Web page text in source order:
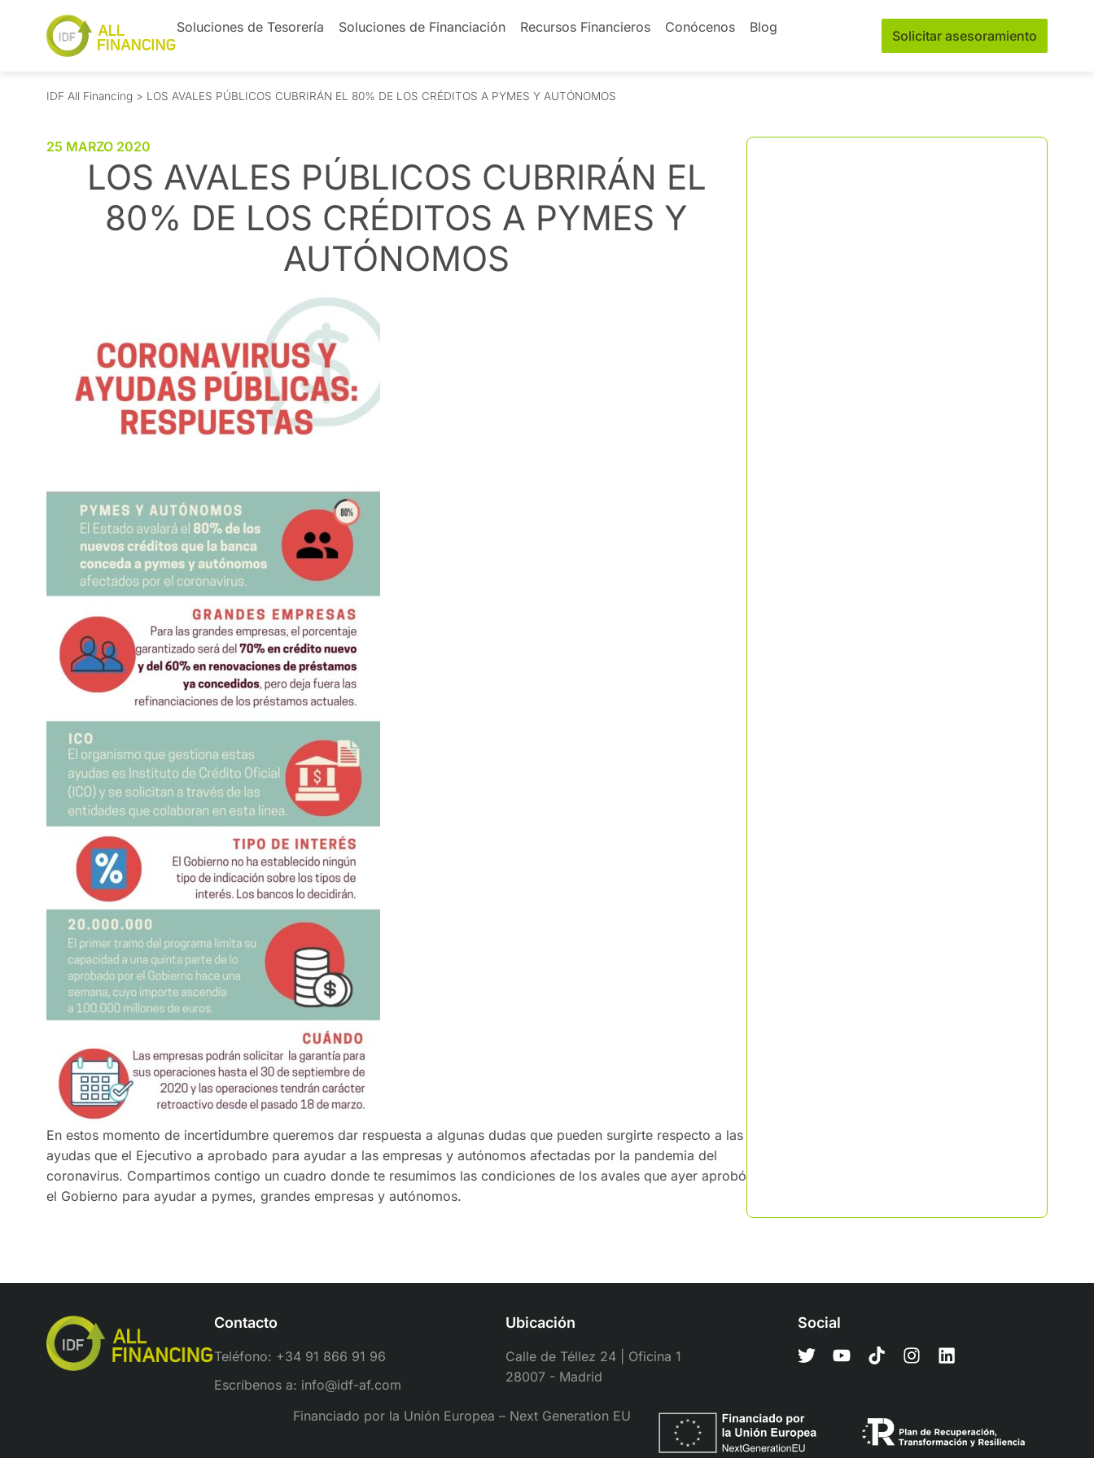
Soluciones de Tesorería Soluciones de Financiación Recursos Financieros Conócenos Blog
Solicitar asesoramiento
IDF All Financing > LOS AVALES PÚBLICOS CUBRIRÁN EL 80% DE LOS CRÉDITOS A PYMES Y AUTÓNOMOS
25 MARZO 2020
LOS AVALES PÚBLICOS CUBRIRÁN EL
80% DE LOS CRÉDITOS A PYMES Y
AUTÓNOMOS
En estos momento de incertidumbre queremos dar respuesta a algunas dudas que pueden surgirte respecto a las
ayudas que el Ejecutivo a aprobado para ayudar a las empresas y autónomos afectadas por la pandemia del
coronavirus. Compartimos contigo un cuadro donde te resumimos las condiciones de los avales que ayer aprobó
el Gobierno para ayudar a pymes, grandes empresas y autónomos.
Contacto
Teléfono: +34 91 866 91 96
Escríbenos a: info@idf-af.com
Ubicación
Calle de Téllez 24 | Oficina 1
28007 - Madrid
Social
Financiado por la Unión Europea – Next Generation EU